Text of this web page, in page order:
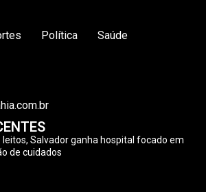
Política Saúde
leitos, Salvador ganha hospital focado em
de cuidados